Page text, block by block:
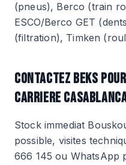
(pneus), Berco (train
ESCO/Berco GET
(filtration), Timken
CONTACTEZ BEKS
CARRIERE
Stock immediat
possible, visites
666 145 ou WhatsApp